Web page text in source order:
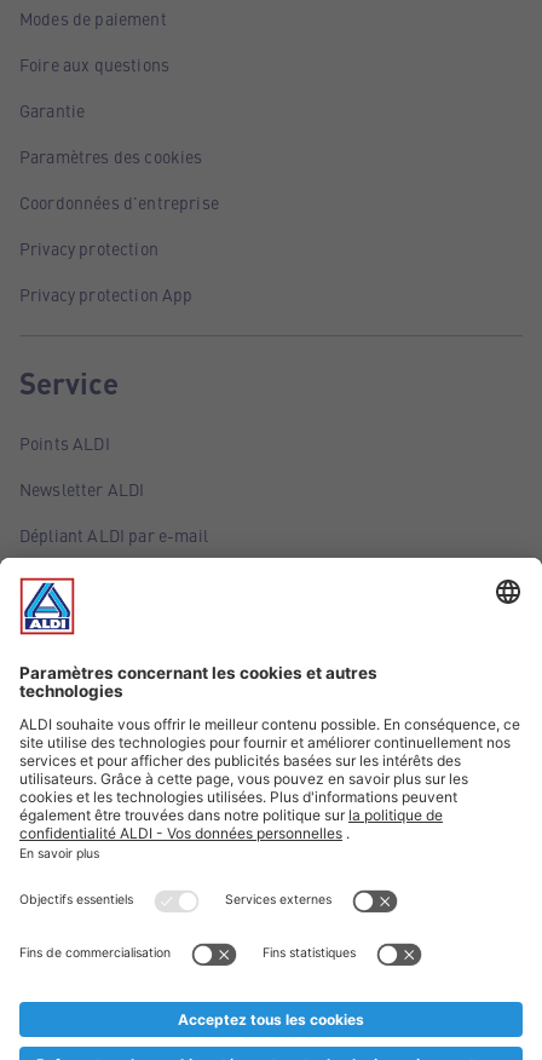
Modes de paiement
Foire aux questions
Garantie
Paramètres des cookies
Coordonnées d'entreprise
Privacy protection
Privacy protection App
Service
Points ALDI
Newsletter ALDI
Dépliant ALDI par e-mail
Offres
Infos essentielles
Suivez ALDI Belgique
Textes marqués d'un astérisque et mentions légales
* Nous vendons ces articles temporairement et jusqu'à
au cas où, malgré le planning bien étudié, nous serions
prématurément en rupture de stock. Prix Recupel et TVA incl.
** Sur ce site, l’utilisation de la forme masculine a été adoptée